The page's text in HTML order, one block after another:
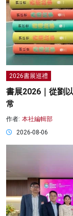
2026書展巡禮
書展2026｜從劉
常
作者: 本社編輯部
2026-08-06